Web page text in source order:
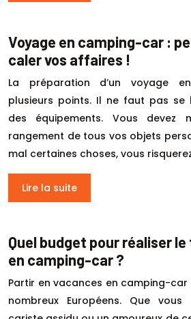
Voyage en camping-car :
caler vos affaires !
La préparation d’un voyage
plusieurs points. Il ne faut pas se
des équipements. Vous
rangement de tous vos objets
mal certaines choses, vous
Lire la suite
Quel budget pour réaliser le
en camping-car ?
Partir en vacances en camping-
nombreux Européens. Que